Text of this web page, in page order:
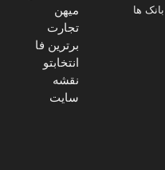
بانک ها
میهن
تجارت
برترین فا
انتخابتو
نقشه
سایت